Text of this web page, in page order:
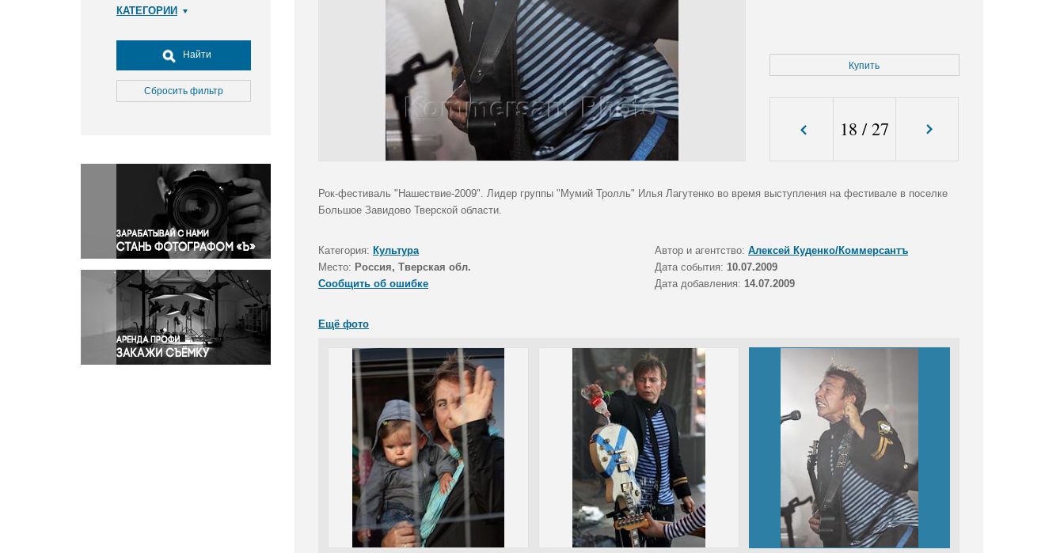
КАТЕГОРИИ
Досуг, туризм и отдых
Культура
Медицина
Окружающая среда
Политика
Правосудие
Происшествия и конфликты
Религия
Светская жизнь
Спорт
Экология
Экономика и бизнес
Найти
Сбросить фильтр
Купить
18 /27
Рок-фестиваль "Нашествие-2009". Лидер группы "Мумий Тролль" Илья Лагутенко во время выступления на фестивале в поселке
Большое Завидово Тверской области.
Категория: Культура Автор и агентство: Алексей Куденко/Коммерсантъ
Место: Россия, Тверская обл. Дата события: 10.07.2009
Сообщить об ошибке
Дата добавления: 14.07.2009
Ещё фото